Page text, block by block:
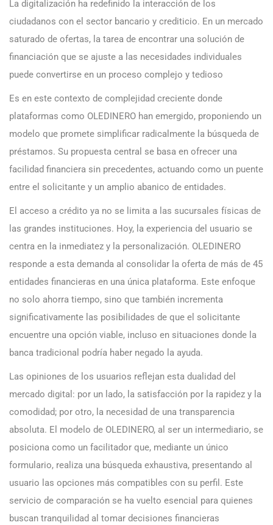
La digitalización ha redefinido la interacción de los
ciudadanos con el sector bancario y crediticio. En un mercado
saturado de ofertas, la tarea de encontrar una solución de
financiación que se ajuste a las necesidades individuales
puede convertirse en un proceso complejo y tedioso
Es en este contexto de complejidad creciente donde
plataformas como OLEDINERO han emergido, proponiendo un
modelo que promete simplificar radicalmente la búsqueda de
préstamos. Su propuesta central se basa en ofrecer una
facilidad financiera sin precedentes, actuando como un puente
entre el solicitante y un amplio abanico de entidades.
El acceso a crédito ya no se limita a las sucursales físicas de
las grandes instituciones. Hoy, la experiencia del usuario se
centra en la inmediatez y la personalización. OLEDINERO
responde a esta demanda al consolidar la oferta de más de 45
entidades financieras en una única plataforma. Este enfoque
no solo ahorra tiempo, sino que también incrementa
significativamente las posibilidades de que el solicitante
encuentre una opción viable, incluso en situaciones donde la
banca tradicional podría haber negado la ayuda.
Las opiniones de los usuarios reflejan esta dualidad del
mercado digital: por un lado, la satisfacción por la rapidez y la
comodidad; por otro, la necesidad de una transparencia
absoluta. El modelo de OLEDINERO, al ser un intermediario, se
posiciona como un facilitador que, mediante un único
formulario, realiza una búsqueda exhaustiva, presentando al
usuario las opciones más compatibles con su perfil. Este
servicio de comparación se ha vuelto esencial para quienes
buscan tranquilidad al tomar decisiones financieras